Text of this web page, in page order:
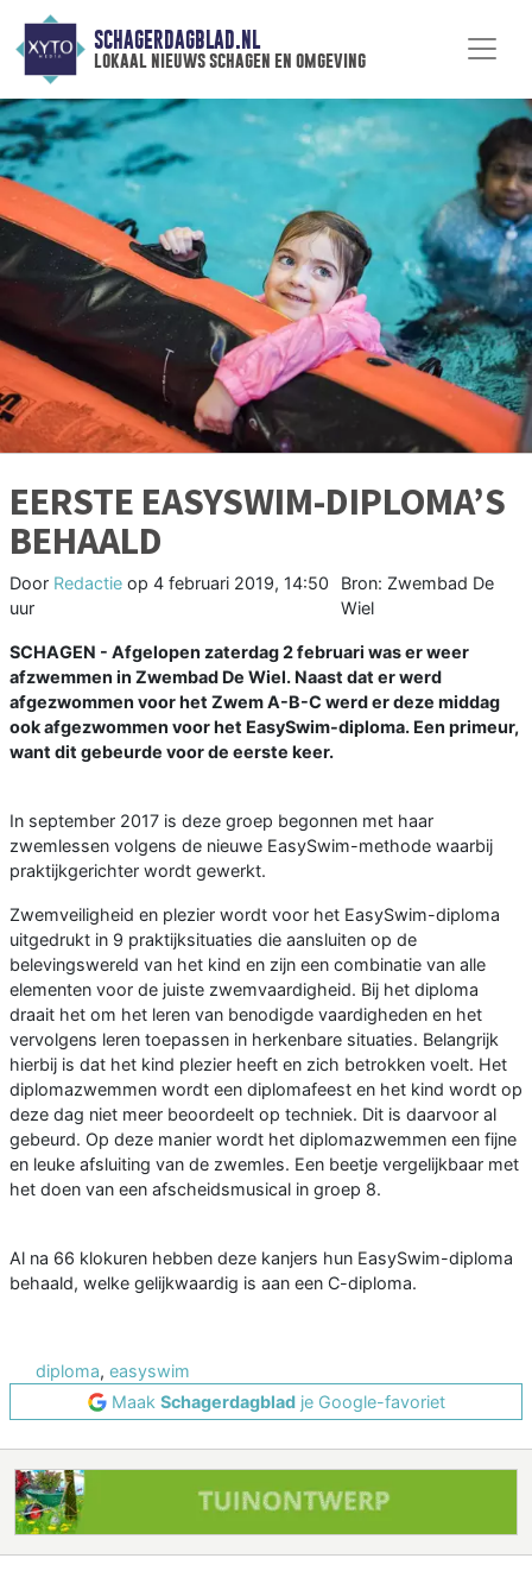
SCHAGERDAGBLAD.NL
lokaal nieuws schagen en omgeving
EERSTE EASYSWIM-DIPLOMA’S
BEHAALD
Door Redactie op 4 februari 2019, 14:50
uur
Bron: Zwembad De
Wiel
SCHAGEN - Afgelopen zaterdag 2 februari was er weer
afzwemmen in Zwembad De Wiel. Naast dat er werd
afgezwommen voor het Zwem A-B-C werd er deze middag
ook afgezwommen voor het EasySwim-diploma. Een primeur,
want dit gebeurde voor de eerste keer.
In september 2017 is deze groep begonnen met haar
zwemlessen volgens de nieuwe EasySwim-methode waarbij
praktijkgerichter wordt gewerkt.
Zwemveiligheid en plezier wordt voor het EasySwim-diploma
uitgedrukt in 9 praktijksituaties die aansluiten op de
belevingswereld van het kind en zijn een combinatie van alle
elementen voor de juiste zwemvaardigheid. Bij het diploma
draait het om het leren van benodigde vaardigheden en het
vervolgens leren toepassen in herkenbare situaties. Belangrijk
hierbij is dat het kind plezier heeft en zich betrokken voelt. Het
diplomazwemmen wordt een diplomafeest en het kind wordt op
deze dag niet meer beoordeelt op techniek. Dit is daarvoor al
gebeurd. Op deze manier wordt het diplomazwemmen een fijne
en leuke afsluiting van de zwemles. Een beetje vergelijkbaar met
het doen van een afscheidsmusical in groep 8.
Al na 66 klokuren hebben deze kanjers hun EasySwim-diploma
behaald, welke gelijkwaardig is aan een C-diploma.
diploma, easyswim
Maak Schagerdagbladje Google-favoriet